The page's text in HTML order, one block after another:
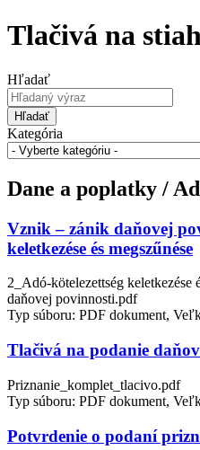
Tlačivá na
Hľadať
Hľadať
Kategória
Dane a poplatky /
Vznik – zánik daňovej
keletkezése és megszűnése
2_Adó-kötelezettség keletkezése
daňovej povinnosti.pdf
Typ súboru: PDF dokument,
Tlačivá na podanie
Priznanie_komplet_tlacivo.pdf
Typ súboru: PDF dokument,
Potvrdenie o podaní